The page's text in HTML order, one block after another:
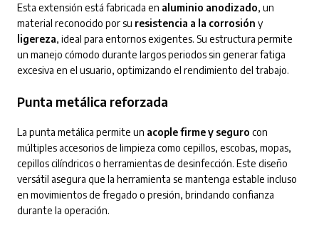
Esta extensión está fabricada en aluminio anodizado, un
material reconocido por su resistencia a la corrosión y
ligereza, ideal para entornos exigentes. Su estructura permite
un manejo cómodo durante largos periodos sin generar fatiga
excesiva en el usuario, optimizando el rendimiento del trabajo.
Punta metálica reforzada
La punta metálica permite un acople firme y seguro con
múltiples accesorios de limpieza como cepillos, escobas, mopas,
cepillos cilíndricos o herramientas de desinfección. Este diseño
versátil asegura que la herramienta se mantenga estable incluso
en movimientos de fregado o presión, brindando confianza
durante la operación.